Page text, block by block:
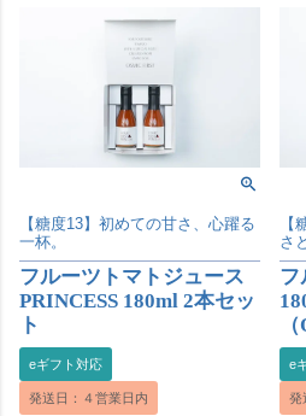
【糖度13】初めての甘さ、心躍る
一杯。
フルーツトマトジュース
PRINCESS 180ml 2本セッ
ト
eギフト対応
発送日：４営業日内
【
さ
フ
e
発